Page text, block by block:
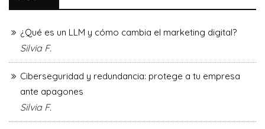
¿Qué es un LLM y cómo cambia el marketing digital?
Silvia F.
Ciberseguridad y redundancia: protege a tu empresa
ante apagones
Silvia F.